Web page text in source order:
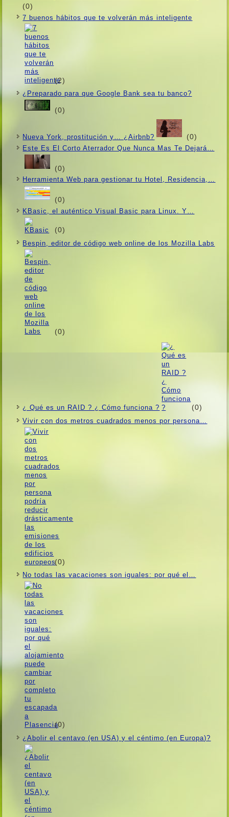
(0)
7 buenos hábitos que te volverán más inteligente
(2)
¿Preparado para que Google Bank sea tu banco?
(0)
Nueva York, prostitución y… ¿Airbnb? (0)
Este Es El Corto Aterrador Que Nunca Mas Te Dejará…
(0)
Herramienta Web para gestionar tu Hotel, Residencia,…
(0)
KBasic, el auténtico Visual Basic para Linux. Y…
(0)
Bespin, editor de código web online de los Mozilla Labs
(0)
¿ Qué es un RAID ? ¿ Cómo funciona ? (0)
Vivir con dos metros cuadrados menos por persona…
(0)
No todas las vacaciones son iguales: por qué el…
(0)
¿Abolir el centavo (en USA) y el céntimo (en Europa)?